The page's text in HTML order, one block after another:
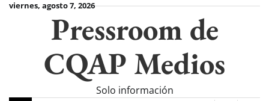
Skipviernes, agosto 7, 2026
Pressroom de
CQAP Medios
Solo información